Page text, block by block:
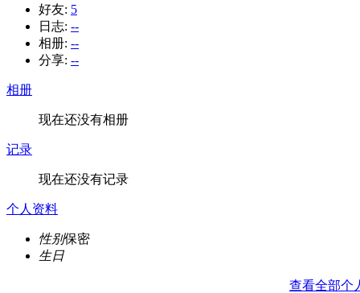
好友: 5
日志: --
相册: --
分享: --
相册
现在还没有相册
记录
现在还没有记录
个人资料
性别保密
生日
查看全部个